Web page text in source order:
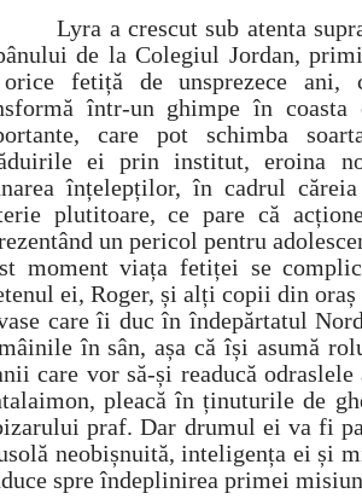
Lyra a crescut sub atenta
de la Colegiul Jordan,
fetiță de unsprezece ani,
într-un ghimpe în coasta
care pot schimba
ei prin institut, eroina
înțelepților, în cadrul
plutitoare, ce pare că
un pericol pentru
moment viața fetiței se
ei, Roger, și alți copii din
care îi duc în îndepărtatul
în sân, așa că își asumă
care vor să-și readucă
pleacă în ținuturile de
praf. Dar drumul ei va fi
neobișnuită, inteligența ei și
spre îndeplinirea primei